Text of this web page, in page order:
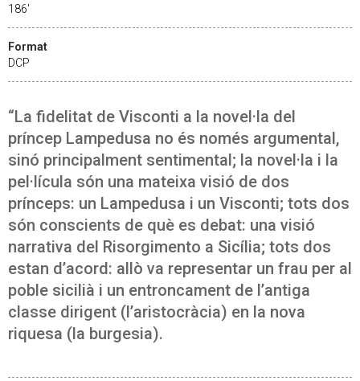
186'
Format
DCP
“La fidelitat de Visconti a la novel·la del
príncep Lampedusa no és només argumental,
sinó principalment sentimental; la novel·la i la
pel·lícula són una mateixa visió de dos
prínceps: un Lampedusa i un Visconti; tots dos
són conscients de què es debat: una visió
narrativa del Risorgimento a Sicília; tots dos
estan d’acord: allò va representar un frau per al
poble sicilià i un entroncament de l’antiga
classe dirigent (l’aristocràcia) en la nova
riquesa (la burgesia).